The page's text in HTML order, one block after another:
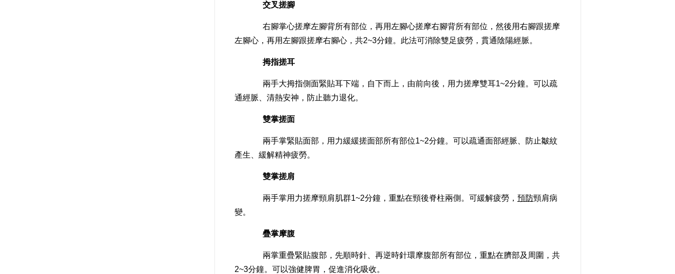
交叉搓腳
右腳掌心搓摩左腳背所有部位，再用左腳心搓摩右腳背所有部位，然後用右腳跟搓摩
左腳心，再用左腳跟搓摩右腳心，共2~3分鐘。此法可消除雙足疲勞，貫通陰陽經脈。
拇指搓耳
兩手大拇指側面緊貼耳下端，自下而上，由前向後，用力搓摩雙耳1~2分鐘。可以疏
通經脈、清熱安神，防止聽力退化。
雙掌搓面
兩手掌緊貼面部，用力緩緩搓面部所有部位1~2分鐘。可以疏通面部經脈、防止皺紋
產生、緩解精神疲勞。
雙掌搓肩
兩手掌用力搓摩頸肩肌群1~2分鐘，重點在頸後脊柱兩側。可緩解疲勞， 預防頸肩病
變。
疊掌摩腹
兩掌重疊緊貼腹部，先順時針、再逆時針環摩腹部所有部位，重點在臍部及周圍，共
2~3分鐘。可以強健脾胃，促進消化吸收。